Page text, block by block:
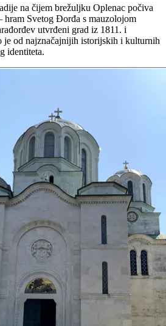
na čijem brežuljku Oplenac počiva
Svetog Đorđa s mauzolojom
utvrđeni grad iz 1811. i
je od najznačajnijih istorijskih i kulturnih
identiteta.